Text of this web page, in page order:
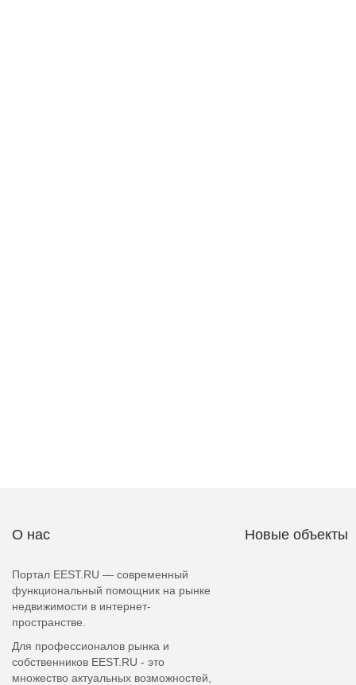
О нас
Портал EEST.RU — современный
функциональный помощник на рынке
недвижимости в интернет-
пространстве.
Для профессионалов рынка и
собственников EEST.RU - это
множество актуальных возможностей,
Новые объекты